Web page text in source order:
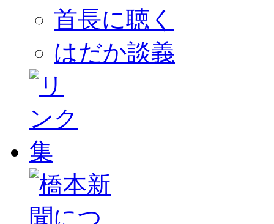
首長に聴く
はだか談義